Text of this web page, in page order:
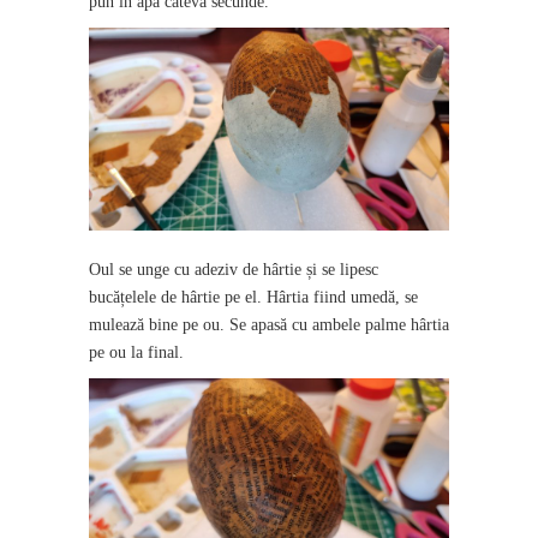
Oul se unge cu adeziv de hârtie și se lipesc
bucățelele de hârtie pe el. Hârtia fiind umedă, se
mulează bine pe ou. Se apasă cu ambele palme hârtia
pe ou la final.